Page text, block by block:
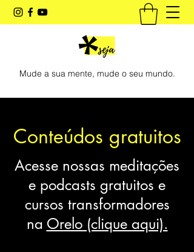
Mude a sua mente, mude o seu mundo.
Conteúdos gratuitos
Acesse nossas meditações
e podcasts gratuitos e
cursos transformadores
na Orelo (clique aqui).